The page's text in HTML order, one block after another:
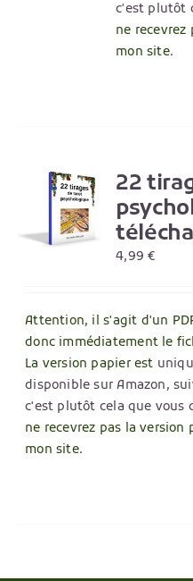
c'est plutôt
ne recevrez
mon site.
22
4,99€
Attention, il s'agit d'un
donc immédiatement le
La version papier est
disponible sur Amazon,
c'est plutôt cela que vous
ne recevrez pas la version
mon site.